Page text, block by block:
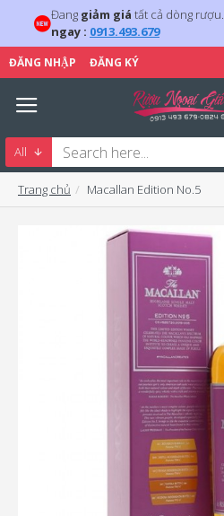
Đang giảm giá tất cả dòng rượu.
ngay : 0913.493.679
ĐĂNG NHẬP ĐĂNG KÝ
All
Trang chủ Macallan Edition No.5